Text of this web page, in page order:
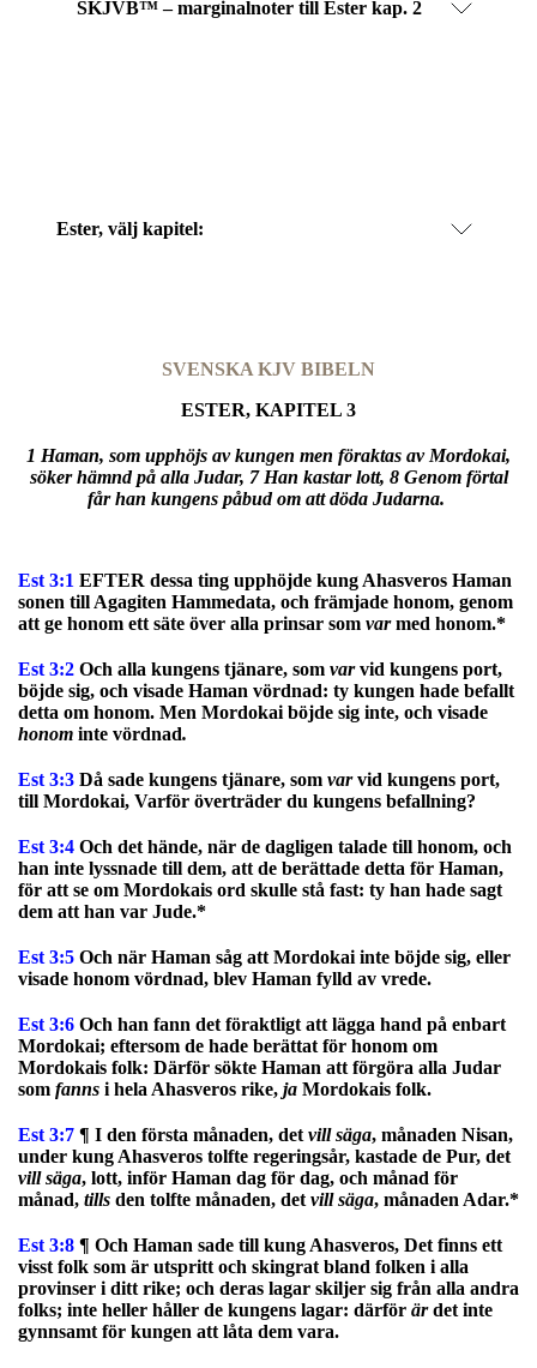
SKJVB™ – marginalnoter till Ester kap. 2
Ester, välj kapitel:
SVENSKA KJV BIBELN
ESTER, KAPITEL 3
1 Haman, som upphöjs av kungen men föraktas av Mordokai,
söker hämnd på alla Judar, 7 Han kastar lott, 8 Genom förtal
får han kungens påbud om att döda Judarna.
Est 3:1 EFTER dessa ting upphöjde kung Ahasveros Haman
sonen till Agagiten Hammedata, och främjade honom, genom
att ge honom ett säte över alla prinsar som varmed honom.*
Est 3:2 Och alla kungens tjänare, som varvid kungens port,
böjde sig, och visade Haman vördnad: ty kungen hade befallt
detta om honom. Men Mordokai böjde sig inte, och visade
honom inte vördnad.
Est 3:3 Då sade kungens tjänare, som varvid kungens port,
till Mordokai, Varför överträder du kungens befallning?
Est 3:4 Och det hände, när de dagligen talade till honom, och
han inte lyssnade till dem, att de berättade detta för Haman,
för att se om Mordokais ord skulle stå fast: ty han hade sagt
dem att han var Jude.*
Est 3:5 Och när Haman såg att Mordokai inte böjde sig, eller
visade honom vördnad, blev Haman fylld av vrede.
Est 3:6 Och han fann det föraktligt att lägga hand på enbart
Mordokai; eftersom de hade berättat för honom om
Mordokais folk: Därför sökte Haman att förgöra alla Judar
som fanns i hela Ahasveros rike, ja Mordokais folk.
Est 3:7 ¶ I den första månaden, det vill säga, månaden Nisan,
under kung Ahasveros tolfte regeringsår, kastade de Pur, det
vill säga, lott, inför Haman dag för dag, och månad för
månad, tills den tolfte månaden, det vill säga, månaden Adar.*
Est 3:8 ¶ Och Haman sade till kung Ahasveros, Det finns ett
visst folk som är utspritt och skingrat bland folken i alla
provinser i ditt rike; och deras lagar skiljer sig från alla andra
folks; inte heller håller de kungens lagar: därför ärdet inte
gynnsamt för kungen att låta dem vara.